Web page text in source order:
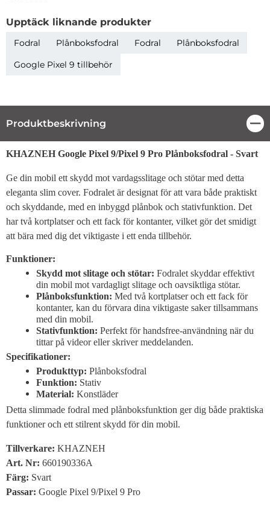
Upptäck liknande produkter
Fodral Plånboksfodral Fodral
Plånboksfodral
Google Pixel 9 tillbehör
Produktbeskrivning
Produktbeskrivning
KHAZNEH Google Pixel 9/Pixel 9 Pro Plånboksfodral - Svart
Ge din mobil ett skydd mot vardagsslitage och stötar med detta
eleganta slim cover. Fodralet är designat för att vara både praktiskt
och skyddande, med en inbyggd plånbok och stativfunktion. Det
har två kortplatser och ett fack för kontanter, vilket gör det smidigt
att bära med dig det viktigaste i ett enda tillbehör.
Funktioner:
Skydd mot slitage och stötar: Fodralet skyddar effektivt
din mobil mot vardagligt slitage och oavsiktliga stötar.
Plånboksfunktion: Med två kortplatser och ett fack för
kontanter, kan du förvara dina viktigaste saker tillsammans
med din mobil.
Stativfunktion: Perfekt för handsfree-användning när du
tittar på videor eller skriver meddelanden.
Specifikationer:
Produkttyp: Plånboksfodral
Funktion: Stativ
Material: Konstläder
Detta slimmade fodral med plånboksfunktion ger dig både praktiska
funktioner och ett stilrent skydd för din mobil.
Tillverkare: KHAZNEH
Art. Nr: 660190336A
Färg: Svart
Passar: Google Pixel 9/Pixel 9 Pro